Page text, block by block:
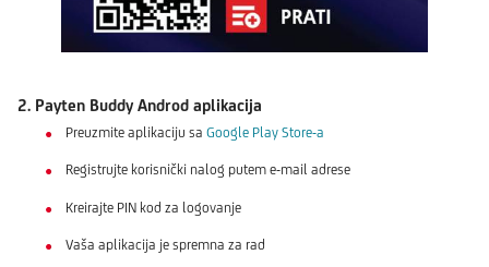
2. Payten Buddy Androd aplikacija
Preuzmite aplikaciju sa Google Play Store-a
Registrujte korisnički nalog putem e-mail adrese
Kreirajte PIN kod za logovanje
Vaša aplikacija je spremna za rad